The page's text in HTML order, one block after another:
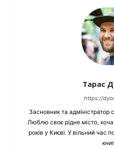
Тарас
https://
Засновник та адміністратор
Люблю своє рідне місто,
років у Києві. У вільний